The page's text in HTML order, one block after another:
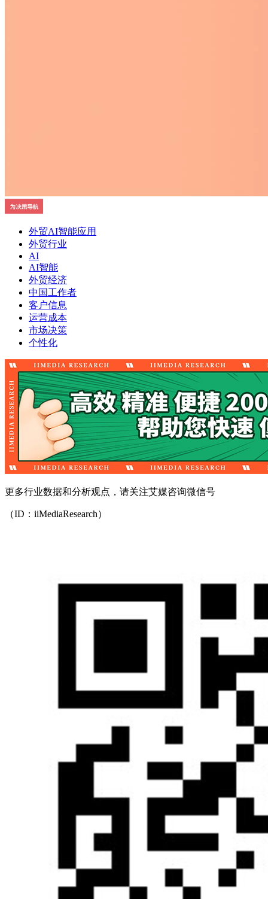
外贸AI智能应用
外贸行业
AI
AI智能
外贸经济
中国工作者
客户信息
运营成本
市场决策
个性化
更多行业数据和分析观点，请关注艾媒咨询微信号
（ID：iiMediaResearch）